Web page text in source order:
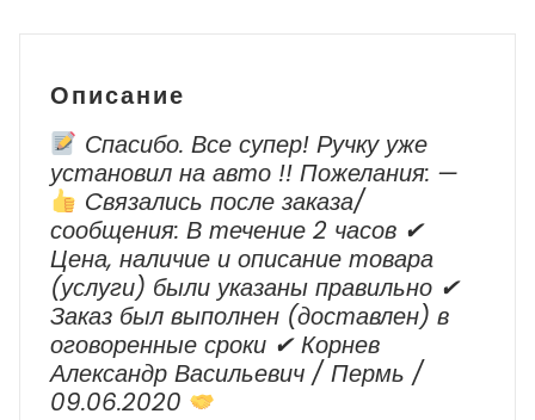
Описание
Спасибо. Все супер! Ручку уже
установил на авто !! Пожелания: —
Cвязались после заказа/
сообщения: В течение 2 часов ✔
Цена, наличие и описание товара
(услуги) были указаны правильно ✔
Заказ был выполнен (доставлен) в
оговоренные сроки ✔ Корнев
Александр Васильевич / Пермь /
09.06.2020